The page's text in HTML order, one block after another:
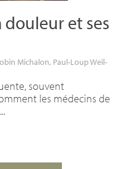
douleur et ses
Michalon, Paul-Loup Weil-
souvent
les médecins de